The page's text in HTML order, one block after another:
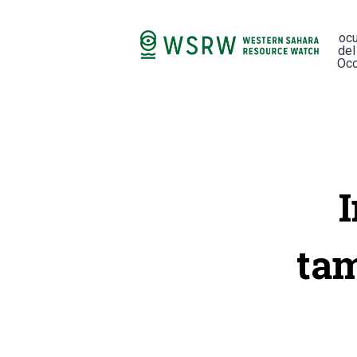
del